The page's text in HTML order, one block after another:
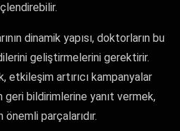
dinamik yapısı, doktorların bu
geliştirmelerini gerektirir.
artırıcı kampanyalar
geri bildirimlerine yanıt vermek,
parçalarıdır.